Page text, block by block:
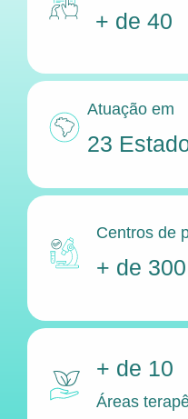
+ de 40
Atuação em
23
Centros de
+ de 300
+ de 10
Áreas